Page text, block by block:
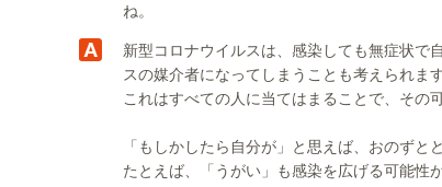
ね。
新型コロナウイルスは、感染しても無症状で
スの媒介者になってしまうことも考えられます
これはすべての人に当てはまることで、その
「もしかしたら自分が」と思えば、おのずと
たとえば、「うがい」も感染を広げる可能性